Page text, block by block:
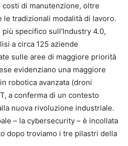
di manutenzione, oltre
le tradizionali modalità di lavoro.
specifico sull’Industry 4.0,
a circa 125 aziende
sulle aree di maggiore priorità
evidenziano una maggiore
robotica avanzata (droni
a conferma di un contesto
nuova rivoluzione industriale.
– la cybersecurity – è incollata
dopo troviamo i tre pilastri della